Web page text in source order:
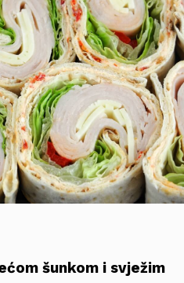
šunkom i svježim